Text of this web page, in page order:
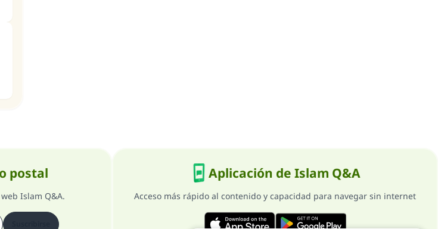
postal
Islam Q&A.
Aplicación de Islam Q&A
Acceso más rápido al contenido y capacidad para navegar sin internet